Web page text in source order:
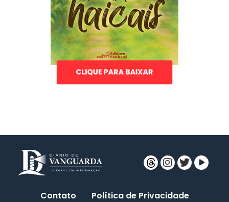
Contato Política de Privacidade